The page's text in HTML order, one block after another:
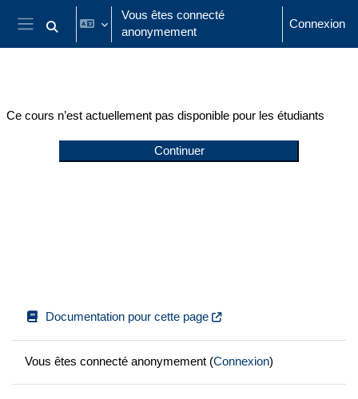
Passer au contenu principal
Panneau latéral
Activer/désactiver la saisie de recherche
Vous êtes connecté
anonymement
Connexion
Ce cours n’est actuellement pas disponible pour les étudiants
Continuer
Documentation pour cette page
Vous êtes connecté anonymement (Connexion)